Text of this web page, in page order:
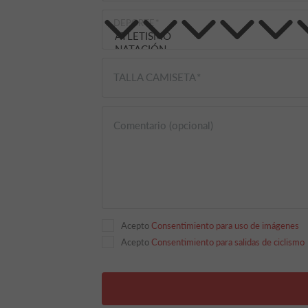
DEPORTE
TALLA CAMISETA
Comentario (opcional)
Acepto Consentimiento para uso de imágenes
Acepto Consentimiento para salidas de ciclismo